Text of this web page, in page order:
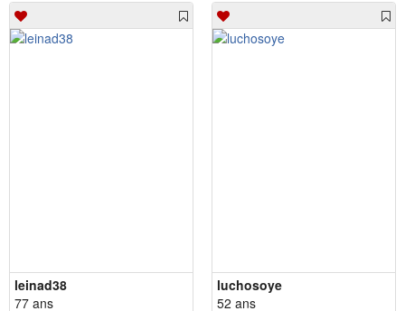
leinad38
77 ans
luchosoye
52 ans